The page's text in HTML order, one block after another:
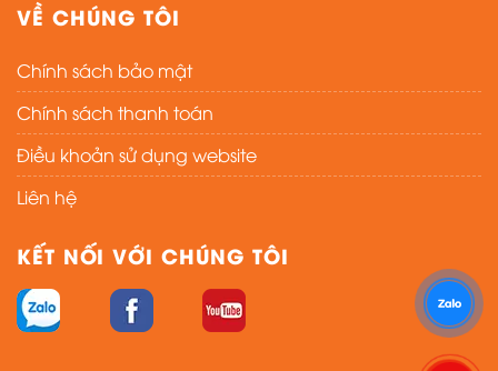
VỀ CHÚNG TÔI
Chính sách bảo mật
Chính sách thanh toán
Điều khoản sử dụng website
Liên hệ
KẾT NỐI VỚI CHÚNG TÔI